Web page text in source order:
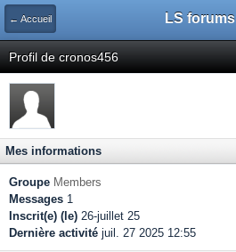
← Accueil LS forums
Profil de cronos456
Mes informations
Groupe Members
Messages 1
Inscrit(e) (le) 26-juillet 25
Dernière activité juil. 27 2025 12:55